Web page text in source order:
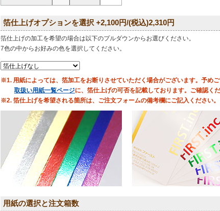
箔仕上げオプションを選択 +2,100円/(税込)2,310円
箔仕上げの加工を希望の場合は以下のプルダウンからお選びください。
7色の中からお好みの色を選択してください。
※1. 用紙によっては、箔加工をお断りさせていただく場合がございます。予めご
取扱い用紙一覧ページに、箔仕上げの可否を記載しております。ご確認くだ
※2. 箔仕上げを希望される箇所は、ご注文フォームの備考欄にご記入ください。
用紙の選択と注文箱数